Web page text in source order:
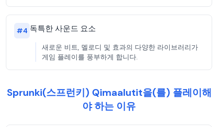
#4 독특한 사운드 요소
새로운 비트, 멜로디 및 효과의 다양한 라이브러리가
게임 플레이를 풍부하게 합니다.
Sprunki(스프런키) Qimaalutit을(를) 플레이해
야 하는 이유